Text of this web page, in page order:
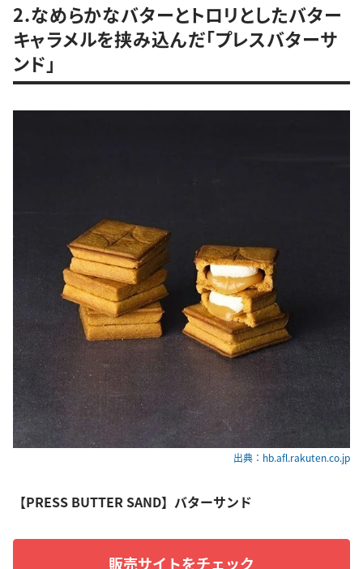
2.なめらかなバターとトロリとしたバター
キャラメルを挟み込んだ「プレスバターサ
ンド」
出典：hb.afl.rakuten.co.jp
【PRESS BUTTER SAND】バターサンド
販売サイトをチェック